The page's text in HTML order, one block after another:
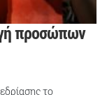
προσώπων
το